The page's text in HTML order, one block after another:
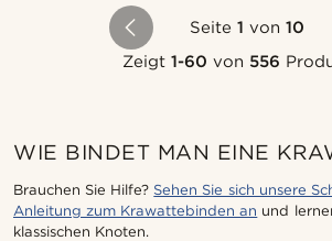
Seite 1 von10
Zeigt 1-60 von 556
WIE BINDET MAN EINE
Brauchen Sie Hilfe? Sehen Sie sich unsere
Anleitung zum Krawattebinden an und
klassischen Knoten.